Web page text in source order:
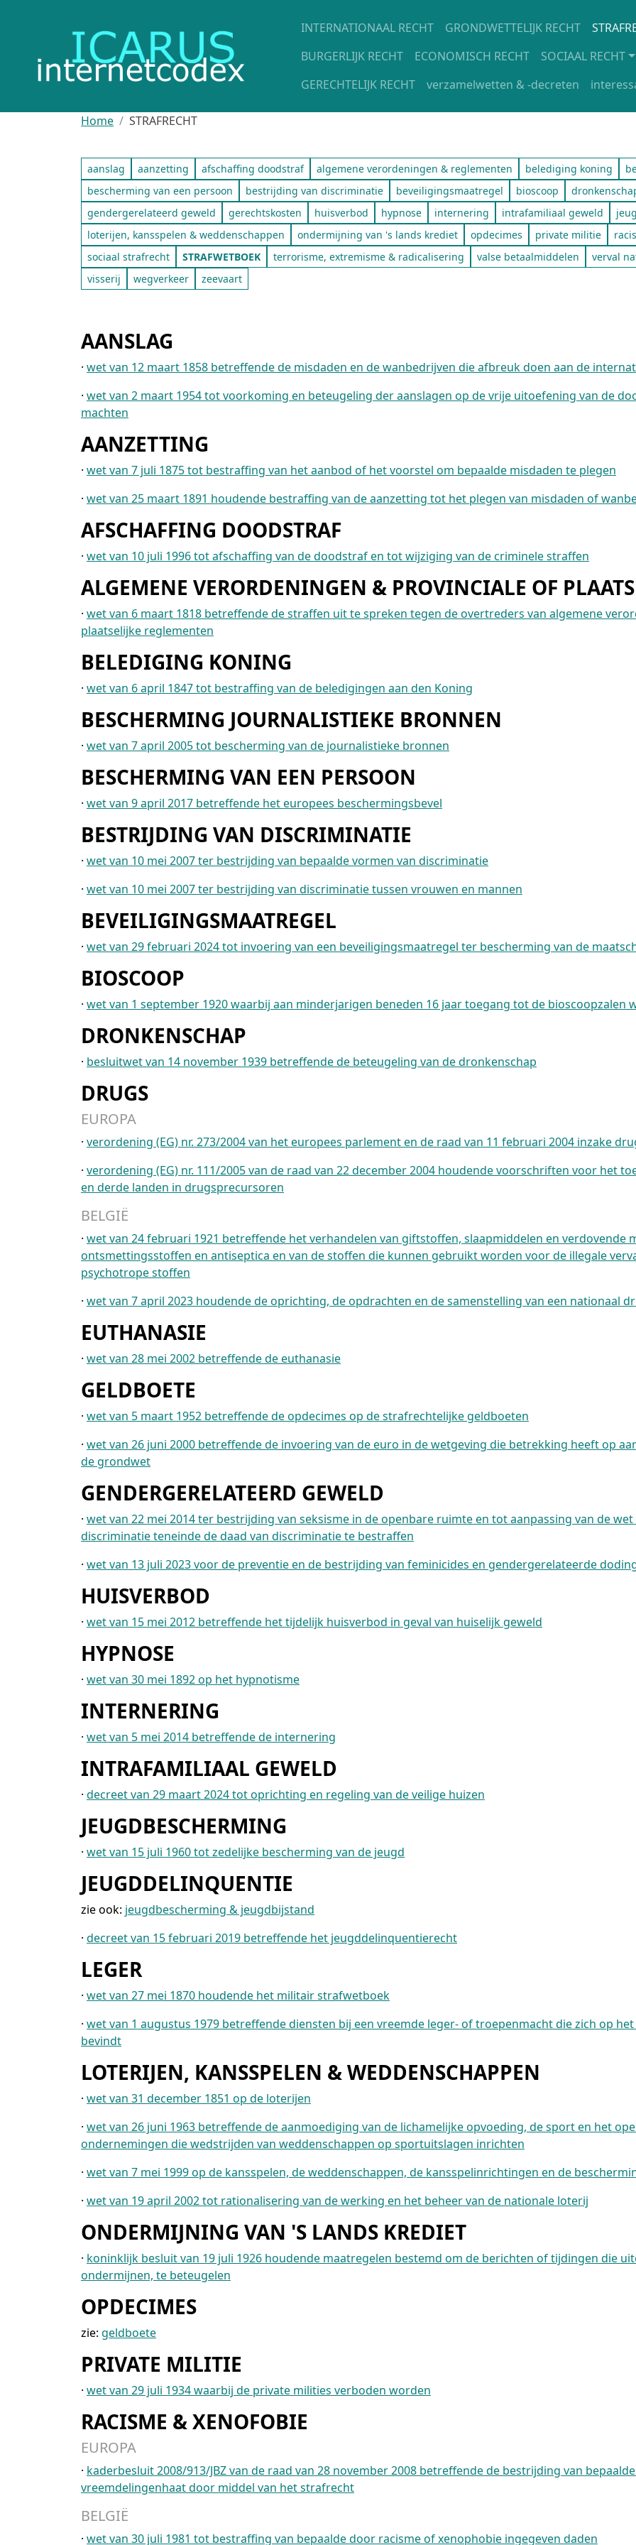
Hoofdnavigatie
INTERNATIONAAL RECHT GRONDWETTELIJK RECHT
BURGERLIJK RECHT
ECONOMISCH RECHT SOCIAAL RECHT
GERECHTELIJK RECHT
verzamelwetten & -decreten
Home STRAFRECHT
aanslag aanzetting afschaffing doodstraf algemene verordeningen & reglementen belediging koning
bescherming van een persoon
bestrijding van discriminatie beveiligingsmaatregel bioscoop
gendergerelateerd geweld
gerechtskosten huisverbod hypnose internering intrafamiliaal geweld
loterijen, kansspelen & weddenschappen
ondermijning van 's lands krediet opdecimes private militie
sociaal strafrecht
STRAFWETBOEK terrorisme, extremisme & radicalisering valse betaalmiddelen verval
visserij
wegverkeer zeevaart
AANSLAG
· wet van 12 maart 1858 betreffende de misdaden en de wanbedrijven die afbreuk doen aan de
· wet van 2 maart 1954 tot voorkoming en beteugeling der aanslagen op de vrije uitoefening van de
machten
AANZETTING
· wet van 7 juli 1875 tot bestraffing van het aanbod of het voorstel om bepaalde misdaden te plegen
· wet van 25 maart 1891 houdende bestraffing van de aanzetting tot het plegen van misdaden of
AFSCHAFFING DOODSTRAF
· wet van 10 juli 1996 tot afschaffing van de doodstraf en tot wijziging van de criminele straffen
ALGEMENE VERORDENINGEN & PROVINCIALE OF
· wet van 6 maart 1818 betreffende de straffen uit te spreken tegen de overtreders van algemene
plaatselijke reglementen
BELEDIGING KONING
· wet van 6 april 1847 tot bestraffing van de beledigingen aan den Koning
BESCHERMING JOURNALISTIEKE BRONNEN
· wet van 7 april 2005 tot bescherming van de journalistieke bronnen
BESCHERMING VAN EEN PERSOON
· wet van 9 april 2017 betreffende het europees beschermingsbevel
BESTRIJDING VAN DISCRIMINATIE
· wet van 10 mei 2007 ter bestrijding van bepaalde vormen van discriminatie
· wet van 10 mei 2007 ter bestrijding van discriminatie tussen vrouwen en mannen
BEVEILIGINGSMAATREGEL
· wet van 29 februari 2024 tot invoering van een beveiligingsmaatregel ter bescherming van de
BIOSCOOP
· wet van 1 september 1920 waarbij aan minderjarigen beneden 16 jaar toegang tot de bioscoopzalen
DRONKENSCHAP
· besluitwet van 14 november 1939 betreffende de beteugeling van de dronkenschap
DRUGS
EUROPA
· verordening (EG) nr. 273/2004 van het europees parlement en de raad van 11 februari 2004 inzake
· verordening (EG) nr. 111/2005 van de raad van 22 december 2004 houdende voorschriften voor het
en derde landen in drugsprecursoren
BELGIË
· wet van 24 februari 1921 betreffende het verhandelen van giftstoffen, slaapmiddelen en verdovende
ontsmettingsstoffen en antiseptica en van de stoffen die kunnen gebruikt worden voor de illegale
psychotrope stoffen
· wet van 7 april 2023 houdende de oprichting, de opdrachten en de samenstelling van een nationaal
EUTHANASIE
· wet van 28 mei 2002 betreffende de euthanasie
GELDBOETE
· wet van 5 maart 1952 betreffende de opdecimes op de strafrechtelijke geldboeten
· wet van 26 juni 2000 betreffende de invoering van de euro in de wetgeving die betrekking heeft op
de grondwet
GENDERGERELATEERD GEWELD
· wet van 22 mei 2014 ter bestrijding van seksisme in de openbare ruimte en tot aanpassing van de
discriminatie teneinde de daad van discriminatie te bestraffen
· wet van 13 juli 2023 voor de preventie en de bestrijding van feminicides en gendergerelateerde
HUISVERBOD
· wet van 15 mei 2012 betreffende het tijdelijk huisverbod in geval van huiselijk geweld
HYPNOSE
· wet van 30 mei 1892 op het hypnotisme
INTERNERING
· wet van 5 mei 2014 betreffende de internering
INTRAFAMILIAAL GEWELD
· decreet van 29 maart 2024 tot oprichting en regeling van de veilige huizen
JEUGDBESCHERMING
· wet van 15 juli 1960 tot zedelijke bescherming van de jeugd
JEUGDDELINQUENTIE
zie ook: jeugdbescherming & jeugdbijstand
· decreet van 15 februari 2019 betreffende het jeugddelinquentierecht
LEGER
· wet van 27 mei 1870 houdende het militair strafwetboek
· wet van 1 augustus 1979 betreffende diensten bij een vreemde leger- of troepenmacht die zich op
bevindt
LOTERIJEN, KANSSPELEN & WEDDENSCHAPPEN
· wet van 31 december 1851 op de loterijen
· wet van 26 juni 1963 betreffende de aanmoediging van de lichamelijke opvoeding, de sport en het
ondernemingen die wedstrijden van weddenschappen op sportuitslagen inrichten
· wet van 7 mei 1999 op de kansspelen, de weddenschappen, de kansspelinrichtingen en de
· wet van 19 april 2002 tot rationalisering van de werking en het beheer van de nationale loterij
ONDERMIJNING VAN 'S LANDS KREDIET
· koninklijk besluit van 19 juli 1926 houdende maatregelen bestemd om de berichten of tijdingen die
ondermijnen, te beteugelen
OPDECIMES
zie: geldboete
PRIVATE MILITIE
· wet van 29 juli 1934 waarbij de private milities verboden worden
RACISME & XENOFOBIE
EUROPA
· kaderbesluit 2008/913/JBZ van de raad van 28 november 2008 betreffende de bestrijding van
vreemdelingenhaat door middel van het strafrecht
BELGIË
· wet van 30 juli 1981 tot bestraffing van bepaalde door racisme of xenophobie ingegeven daden